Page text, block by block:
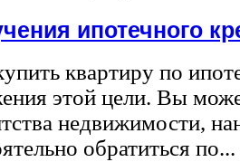
ипотечного
квартиру по
этой цели. Вы
недвижимости,
обратиться по...